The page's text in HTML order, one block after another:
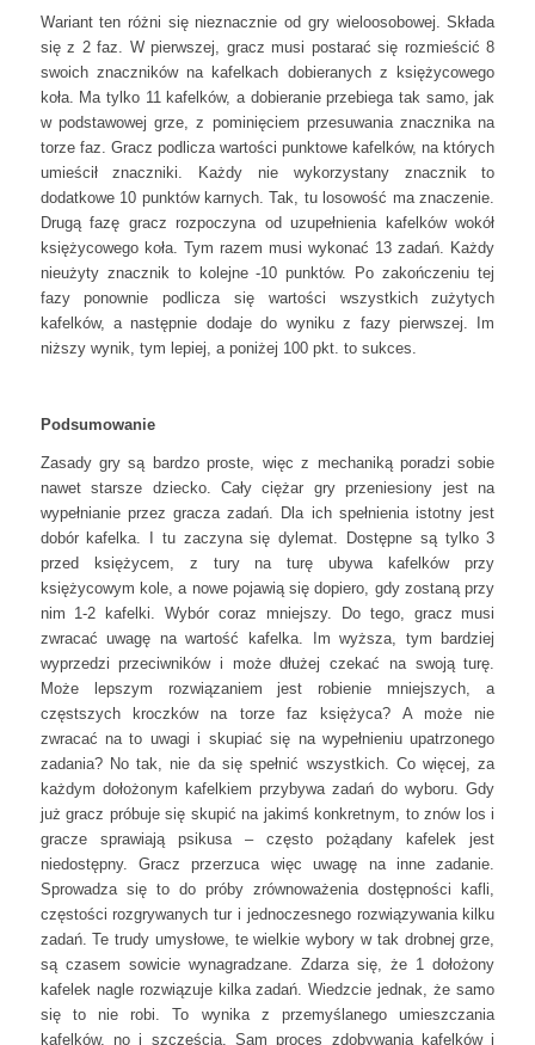
Wariant ten różni się nieznacznie od gry wieloosobowej. Składa
się z 2 faz. W pierwszej, gracz musi postarać się rozmieścić 8
swoich znaczników na kafelkach dobieranych z księżycowego
koła. Ma tylko 11 kafelków, a dobieranie przebiega tak samo, jak
w podstawowej grze, z pominięciem przesuwania znacznika na
torze faz. Gracz podlicza wartości punktowe kafelków, na których
umieścił znaczniki. Każdy nie wykorzystany znacznik to
dodatkowe 10 punktów karnych. Tak, tu losowość ma znaczenie.
Drugą fazę gracz rozpoczyna od uzupełnienia kafelków wokół
księżycowego koła. Tym razem musi wykonać 13 zadań. Każdy
nieużyty znacznik to kolejne -10 punktów. Po zakończeniu tej
fazy ponownie podlicza się wartości wszystkich zużytych
kafelków, a następnie dodaje do wyniku z fazy pierwszej. Im
niższy wynik, tym lepiej, a poniżej 100 pkt. to sukces.
Podsumowanie
Zasady gry są bardzo proste, więc z mechaniką poradzi sobie
nawet starsze dziecko. Cały ciężar gry przeniesiony jest na
wypełnianie przez gracza zadań. Dla ich spełnienia istotny jest
dobór kafelka. I tu zaczyna się dylemat. Dostępne są tylko 3
przed księżycem, z tury na turę ubywa kafelków przy
księżycowym kole, a nowe pojawią się dopiero, gdy zostaną przy
nim 1-2 kafelki. Wybór coraz mniejszy. Do tego, gracz musi
zwracać uwagę na wartość kafelka. Im wyższa, tym bardziej
wyprzedzi przeciwników i może dłużej czekać na swoją turę.
Może lepszym rozwiązaniem jest robienie mniejszych, a
częstszych kroczków na torze faz księżyca? A może nie
zwracać na to uwagi i skupiać się na wypełnieniu upatrzonego
zadania? No tak, nie da się spełnić wszystkich. Co więcej, za
każdym dołożonym kafelkiem przybywa zadań do wyboru. Gdy
już gracz próbuje się skupić na jakimś konkretnym, to znów los i
gracze sprawiają psikusa – często pożądany kafelek jest
niedostępny. Gracz przerzuca więc uwagę na inne zadanie.
Sprowadza się to do próby zrównoważenia dostępności kafli,
częstości rozgrywanych tur i jednoczesnego rozwiązywania kilku
zadań. Te trudy umysłowe, te wielkie wybory w tak drobnej grze,
są czasem sowicie wynagradzane. Zdarza się, że 1 dołożony
kafelek nagle rozwiązuje kilka zadań. Wiedzcie jednak, że samo
się to nie robi. To wynika z przemyślanego umieszczania
kafelków, no i szczęścia. Sam proces zdobywania kafelków i